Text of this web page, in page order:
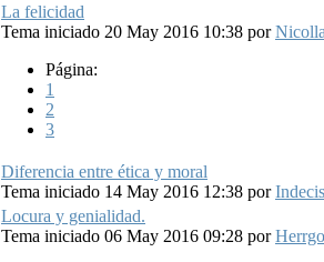
La felicidad
Tema iniciado 20 May 2016 10:38 por
Página:
1
2
3
Diferencia entre ética y moral
Tema iniciado 14 May 2016 12:38 por
Locura y genialidad.
Tema iniciado 06 May 2016 09:28 por